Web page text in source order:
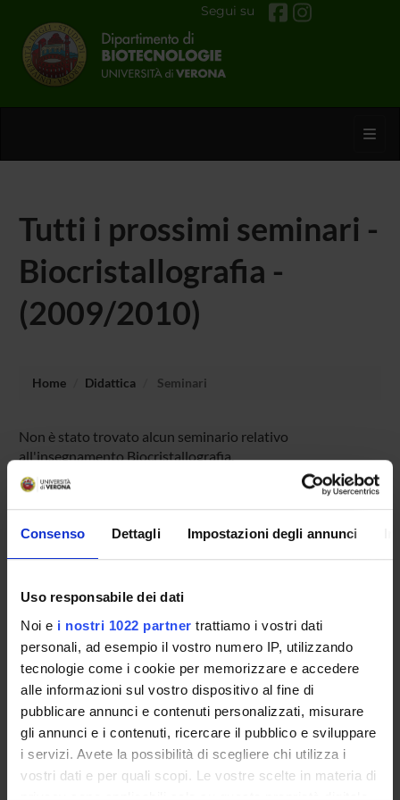
Consenso Dettagli Impostazioni degli annunci
Uso responsabile dei dati
Noi e i nostri 1022 partner trattiamo i vostri dati
personali, ad esempio il vostro numero IP, utilizzando
tecnologie come i cookie per memorizzare e accedere
alle informazioni sul vostro dispositivo al fine di
pubblicare annunci e contenuti personalizzati, misurare
gli annunci e i contenuti, ricercare il pubblico e sviluppare
i servizi. Avete la possibilità di scegliere chi utilizza i
vostri dati e per quali scopi. Le vostre scelte in materia di
privacy sono applicabili solo su questa proprietà digitale
Segui su
Tutti i prossimi seminari -
Biocristallografia -
(2009/2010)
Home Didattica Seminari
Non è stato trovato alcun seminario relativo
all'insegnamento Biocristallografia.
OFFERTA FORMATIVA
SUPERIORE
Contatti
Persone
Luoghi
Calendario